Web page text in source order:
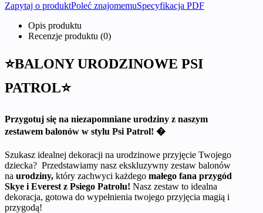
Zapytaj o produktPoleć znajomemuSpecyfikacja PDF
Opis produktu
Recenzje produktu (0)
⭐BALONY URODZINOWE PSI
PATROL⭐
Przygotuj się na niezapomniane urodziny z naszym
zestawem balonów w stylu Psi Patrol! �
Szukasz idealnej dekoracji na urodzinowe przyjęcie Twojego
dziecka? Przedstawiamy nasz ekskluzywny zestaw balonów
na urodziny, który zachwyci każdego małego fana przygód
Skye i Everest z Psiego Patrolu! Nasz zestaw to idealna
dekoracja, gotowa do wypełnienia twojego przyjęcia magią i
przygodą!